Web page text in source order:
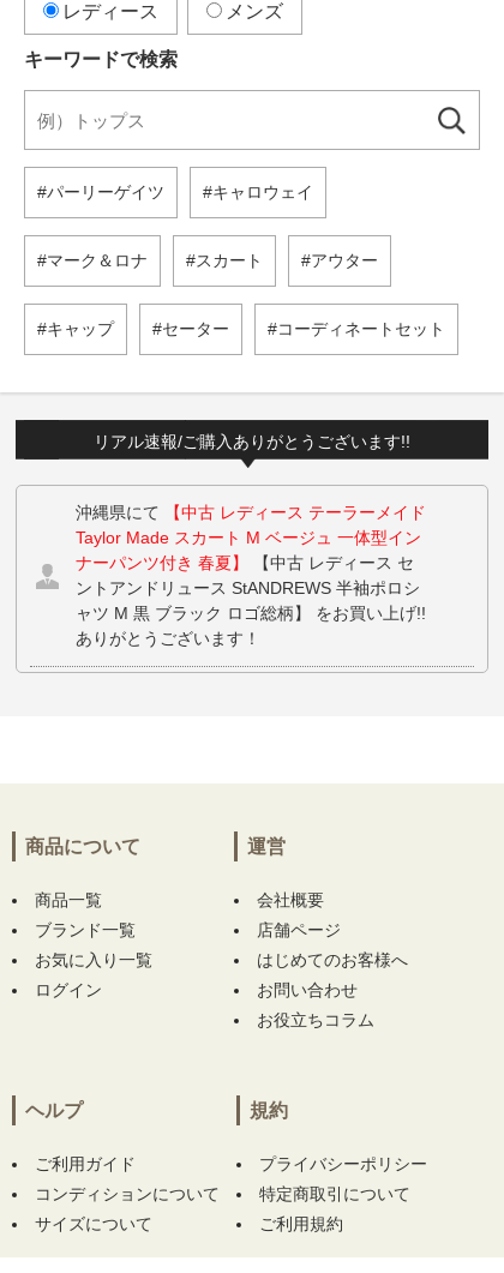
レディース メンズ
キーワードで検索
パーリーゲイツ キャロウェイ
マーク＆ロナ スカート アウター
キャップ セーター コーディネートセット
リアル速報/ご購入ありがとうございます!!
沖縄県にて
【中古 レディース テーラーメイド
Taylor Made スカート M ベージュ 一体型イン
ナーパンツ付き 春夏】
【中古 レディース セ
ントアンドリュース StANDREWS 半袖ポロシ
ャツ M 黒 ブラック ロゴ総柄】 をお買い上げ!!
ありがとうございます！
OL 半袖シャツ L 白 ホワイト モックネック ス
トレッチ】
をお買い上げ!!ありがとうございま
す！
ィトゥバイスィートイヤーズ SY32 by SWEET
ィトゥバイスィートイヤーズ SY32 by SWEET
YEARS パンツ M 黒 ブラック 総柄】をお買い
上げ!!ありがとうございます！
商品について
商品一覧
ブランド一覧
お気に入り一覧
ログイン
運営
会社概要
店舗ページ
はじめてのお客様へ
お問い合わせ
お役立ちコラム
ヘルプ
ご利用ガイド
コンディションについて
サイズについて
規約
プライバシーポリシー
特定商取引について
ご利用規約